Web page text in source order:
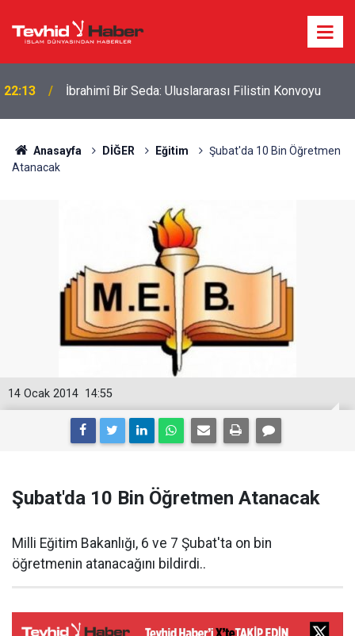
22:13 İbrahimî Bir Seda: Uluslararası Filistin Konvoyu
Anasayfa DİĞER Eğitim
Şubat'da 10 Bin Öğretmen
Atanacak
14:55
14 Ocak 2014
Şubat'da 10 Bin Öğretmen Atanacak
Milli Eğitim Bakanlığı, 6 ve 7 Şubat'ta on bin
öğretmenin atanacağını bildirdi..